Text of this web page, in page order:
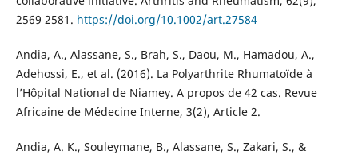
2569 2581. https://doi.org/10.1002/art.27584
Andia, A., Alassane, S., Brah, S., Daou, M., Hamadou, A.,
Adehossi, E., et al. (2016). La Polyarthrite Rhumatoïde à
l’Hôpital National de Niamey. A propos de 42 cas. Revue
Africaine de Médecine Interne, 3(2), Article 2.
Andia, A. K., Souleymane, B., Alassane, S., Zakari, S., &